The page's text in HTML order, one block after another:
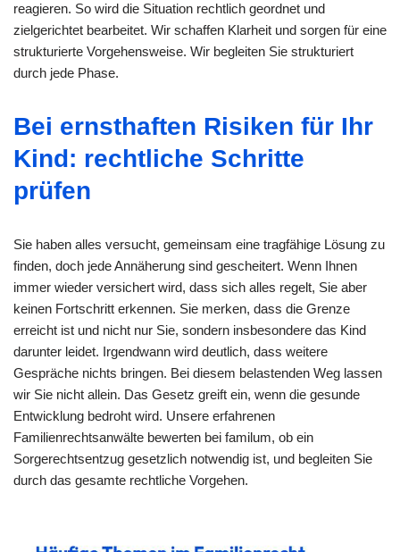
reagieren. So wird die Situation rechtlich geordnet und
zielgerichtet bearbeitet. Wir schaffen Klarheit und sorgen für eine
strukturierte Vorgehensweise. Wir begleiten Sie strukturiert
durch jede Phase.
Bei ernsthaften Risiken für Ihr
Kind: rechtliche Schritte
prüfen
Sie haben alles versucht, gemeinsam eine tragfähige Lösung zu
finden, doch jede Annäherung sind gescheitert. Wenn Ihnen
immer wieder versichert wird, dass sich alles regelt, Sie aber
keinen Fortschritt erkennen. Sie merken, dass die Grenze
erreicht ist und nicht nur Sie, sondern insbesondere das Kind
darunter leidet. Irgendwann wird deutlich, dass weitere
Gespräche nichts bringen. Bei diesem belastenden Weg lassen
wir Sie nicht allein. Das Gesetz greift ein, wenn die gesunde
Entwicklung bedroht wird. Unsere erfahrenen
Familienrechtsanwälte bewerten bei familum, ob ein
Sorgerechtsentzug gesetzlich notwendig ist, und begleiten Sie
durch das gesamte rechtliche Vorgehen.